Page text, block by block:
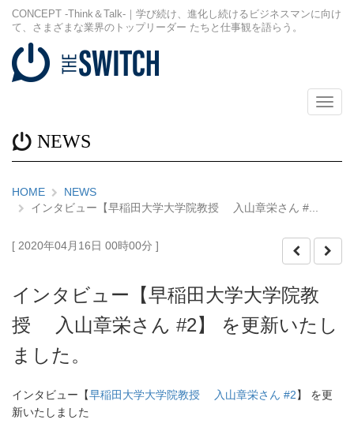
CONCEPT -Think＆Talk-｜学び続け、進化し続けるビジネスマンに向け
て、さまざまな業界のトップリーダー たちと仕事観を語らう。
メ
ニ
NEWS
HOME
NEWS
インタビュー【早稲田大学大学院教授 入山章栄さん #...
[ 2020年04月16日 00時00分 ]
インタビュー【早稲田大学大学院教
授 入山章栄さん #2】 を更新いたし
ました。
インタビュー【早稲田大学大学院教授 入山章栄さん #2】 を更
新いたしました